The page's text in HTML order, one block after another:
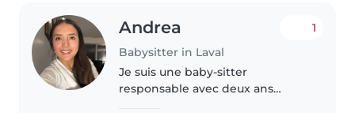
Andrea
Babysitter in Laval
1
Je suis une baby-sitter
responsable avec deux ans